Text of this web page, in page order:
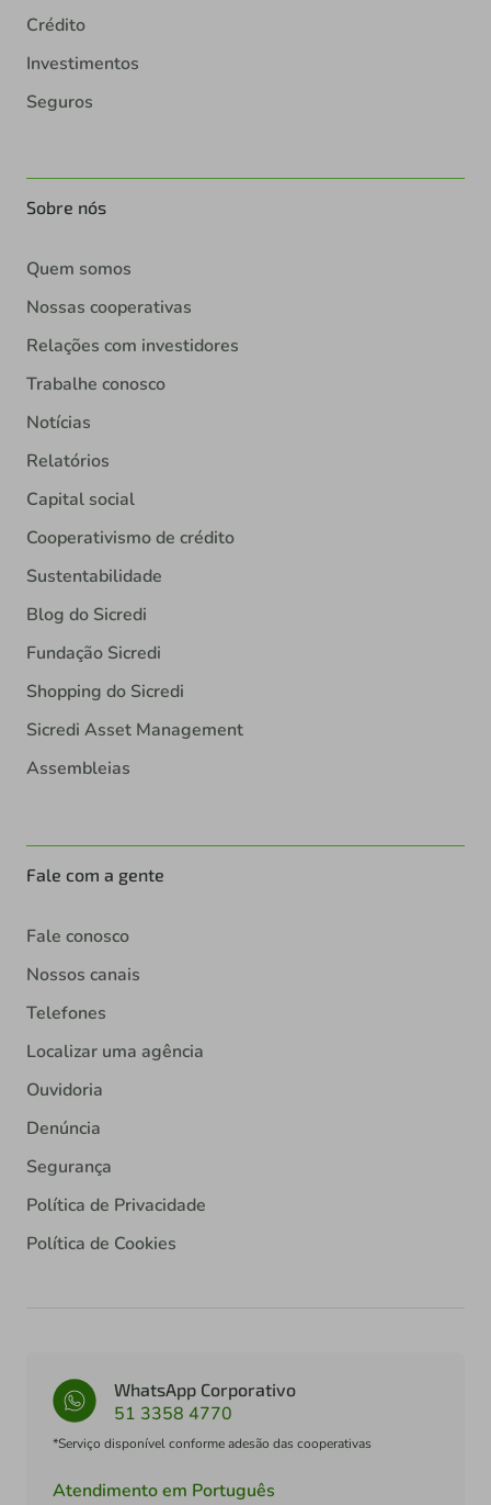
Crédito
Investimentos
Seguros
Sobre nós
Quem somos
Nossas cooperativas
Relações com investidores
Trabalhe conosco
Notícias
Relatórios
Capital social
Cooperativismo de crédito
Sustentabilidade
Blog do Sicredi
Fundação Sicredi
Shopping do Sicredi
Sicredi Asset Management
Assembleias
Fale com a gente
Fale conosco
Nossos canais
Telefones
Localizar uma agência
Ouvidoria
Denúncia
Segurança
Política de Privacidade
Política de Cookies
WhatsApp Corporativo
51 3358 4770
*Serviço disponível conforme adesão das cooperativas
Atendimento em Português